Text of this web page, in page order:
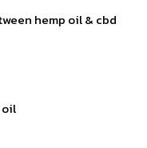
hemp oil & cbd
oil